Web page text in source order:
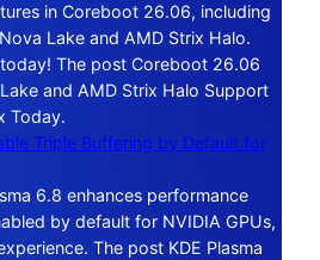
in Coreboot 26.06, including
Lake and AMD Strix Halo.
The post Coreboot 26.06
and AMD Strix Halo Support
Today.
Triple Buffering by Default for
6.8 enhances performance
by default for NVIDIA GPUs,
The post KDE Plasma